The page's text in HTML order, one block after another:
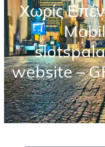
Χωρίς
website –